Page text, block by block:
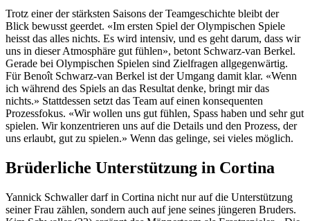
Trotz einer der stärksten Saisons der Teamgeschichte bleibt der
Blick bewusst geerdet. «Im ersten Spiel der Olympischen Spiele
heisst das alles nichts. Es wird intensiv, und es geht darum, dass wir
uns in dieser Atmosphäre gut fühlen», betont Schwarz-van Berkel.
Gerade bei Olympischen Spielen sind Zielfragen allgegenwärtig.
Für Benoît Schwarz-van Berkel ist der Umgang damit klar. «Wenn
ich während des Spiels an das Resultat denke, bringt mir das
nichts.» Stattdessen setzt das Team auf einen konsequenten
Prozessfokus. «Wir wollen uns gut fühlen, Spass haben und sehr gut
spielen. Wir konzentrieren uns auf die Details und den Prozess, der
uns erlaubt, gut zu spielen.» Wenn das gelinge, sei vieles möglich.
Brüderliche Unterstützung in Cortina
Yannick Schwaller darf in Cortina nicht nur auf die Unterstützung
seiner Frau zählen, sondern auch auf jene seines jüngeren Bruders.